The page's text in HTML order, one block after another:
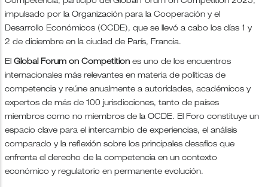
impulsado por la Organización para la Cooperación y el
Desarrollo Económicos (OCDE), que se llevó a cabo los días 1 y
2 de diciembre en la ciudad de París, Francia.
El Global Forum on Competition es uno de los encuentros
internacionales más relevantes en materia de políticas de
competencia y reúne anualmente a autoridades, académicos y
expertos de más de 100 jurisdicciones, tanto de países
miembros como no miembros de la OCDE. El Foro constituye un
espacio clave para el intercambio de experiencias, el análisis
comparado y la reflexión sobre los principales desafíos que
enfrenta el derecho de la competencia en un contexto
económico y regulatorio en permanente evolución.